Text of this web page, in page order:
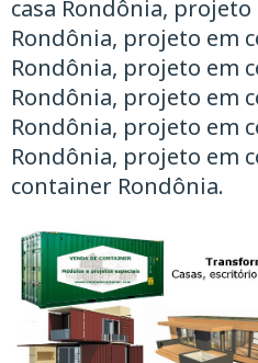
casa Rondônia,
Rondônia, projeto em
Rondônia, projeto em
Rondônia, projeto em
Rondônia, projeto em
Rondônia, projeto em
container Rondônia.